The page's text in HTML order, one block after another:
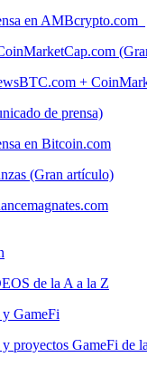
en AMBcrypto.com
+
de prensa)
en Bitcoin.com
(Gran artículo)
de la A a la Z
GameFi
proyectos GameFi de